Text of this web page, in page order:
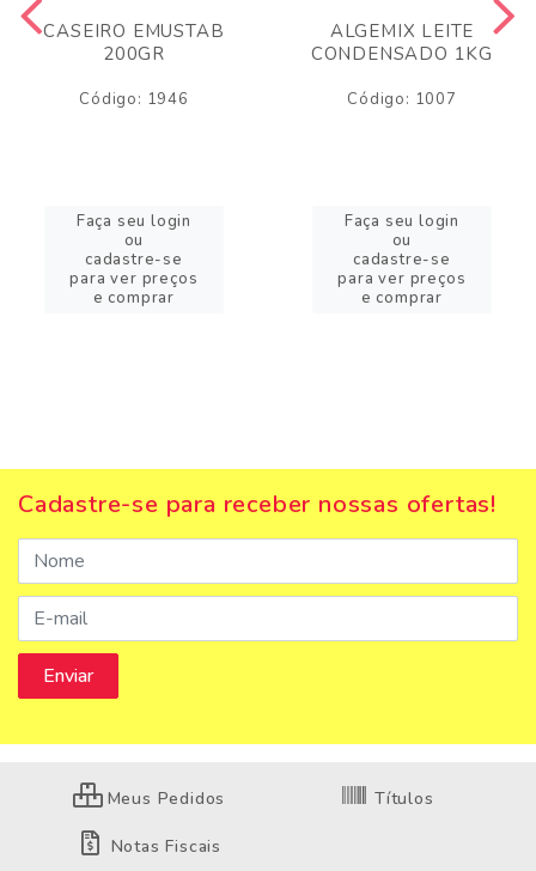
CASEIRO EMUSTAB
200GR
Código: 1946
Faça seu login
ou
cadastre-se
para ver preços
e comprar
ALGEMIX LEITE
CONDENSADO 1KG
Código: 1007
Faça seu login
ou
cadastre-se
para ver preços
e comprar
Cadastre-se para receber nossas ofertas!
Meus Pedidos Títulos
Notas Fiscais